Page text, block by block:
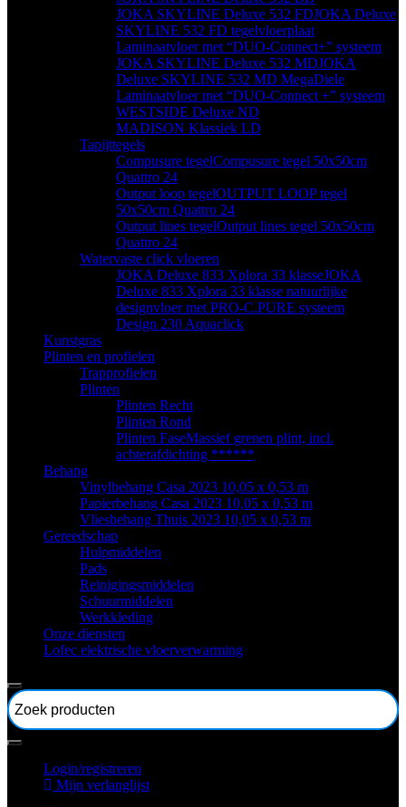
JOKA SKYLINE Deluxe 532 FDJOKA Deluxe
SKYLINE 532 FD tegelvloerplaat
Laminaatvloer met “DUO-Connect+” systeem
JOKA SKYLINE Deluxe 532 MDJOKA
Deluxe SKYLINE 532 MD MegaDiele
Laminaatvloer met “DUO-Connect +” systeem
WESTSIDE Deluxe ND
MADISON Klassiek LD
Tapijttegels
Compusure tegelCompusure tegel 50x50cm
Quattro 24
Output loop tegelOUTPUT LOOP tegel
50x50cm Quattro 24
Output lines tegelOutput lines tegel 50x50cm
Quattro 24
Watervaste click vloeren
JOKA Deluxe 833 Xplora 33 klasseJOKA
Deluxe 833 Xplora 33 klasse natuurlijke
designvloer met PRO-C.PURE systeem
Design 230 Aquaclick
Kunstgras
Plinten en profielen
Trapprofielen
Plinten
Plinten Recht
Plinten Rond
Plinten FaseMassief grenen plint, incl.
achterafdichting ******
Behang
Vinylbehang Casa 2023 10,05 x 0,53 m
Papierbehang Casa 2023 10,05 x 0,53 m
Vliesbehang Thuis 2023 10,05 x 0,53 m
Gereedschap
Hulpmiddelen
Pads
Reinigingsmiddelen
Schuurmiddelen
Werkkleding
Onze diensten
Lofec elektrische vloerverwarming
Login/registreren
Mijn verlanglijst